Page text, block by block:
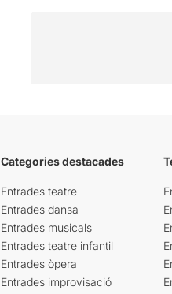
Categories destacades
Entrades teatre
Entrades dansa
Entrades musicals
Entrades teatre infantil
Entrades òpera
Entrades improvisació